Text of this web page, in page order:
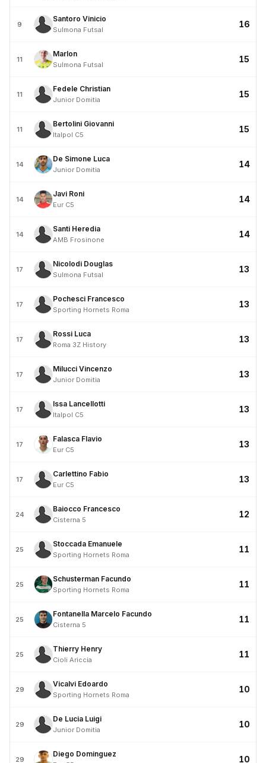
9
Santoro Vinicio
Sulmona Futsal
16
11
Marlon
Sulmona Futsal
15
11
Fedele Christian
Junior Domitia
15
11
Bertolini Giovanni
Italpol C5
15
14
De Simone Luca
Junior Domitia
14
14
Javi Roni
Eur C5
14
14
Santi Heredia
AMB Frosinone
14
17
Nicolodi Douglas
Sulmona Futsal
13
17
Pochesci Francesco
Sporting Hornets Roma
13
17
Rossi Luca
Roma 3Z History
13
17
Milucci Vincenzo
Junior Domitia
13
17
Issa Lancellotti
Italpol C5
13
17
Falasca Flavio
Eur C5
13
17
Carlettino Fabio
Eur C5
13
24
Baiocco Francesco
Cisterna 5
12
25
Stoccada Emanuele
Sporting Hornets Roma
11
25
Schusterman Facundo
Sporting Hornets Roma
11
25
Fontanella Marcelo Facundo
Cisterna 5
11
25
Thierry Henry
Cioli Ariccia
11
29
Vicalvi Edoardo
Sporting Hornets Roma
10
29
De Lucia Luigi
Junior Domitia
10
29
Diego Dominguez
10